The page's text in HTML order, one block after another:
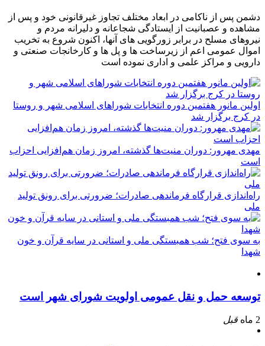
دشمن پس از ناکامی در ابعاد مختلف تجاوز غیرقانونی خود و پس از
مشاهده و عصبانیت از ایستادگی شجاعانه و دلیرانه مردم و
نیروهای مسلح در برابر زورگویی های آنها، اکنون شروع به تخریب
اموال عمومی اعم از زیرساخت ها و پل ها و کارخانجات صنعتی و
دارویی و مراکز علمی و اداری نموده است
اولین مانور هفتمین دوره انتخابات شوراهای اسلامی شهر و روستا
در کرج برگزار شد
مهدی مهرور: دوران منیت‌ها گذشته، امروز زمان هم‌افزایی احزاب
است
راه‌اندازی قرارگاه فرماندهی صادرات؛ ضرورتی برای رونق تولید
ملی
به سوی فتح؛ شب همبستگی ملی و استانی در سایه قرآن و خون
شهدا
توسعه حمل و نقل عمومی اولویت شورای شهر است
2 ماه قبل